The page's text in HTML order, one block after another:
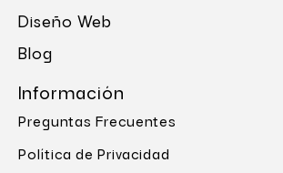
Diseño Web
Blog
Información
Preguntas Frecuentes
Política de Privacidad